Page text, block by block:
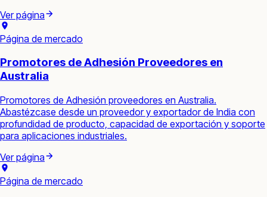
Ver página
Página de mercado
Promotores de Adhesión Proveedores en
Australia
Promotores de Adhesión proveedores en Australia.
Abastézcase desde un proveedor y exportador de India con
profundidad de producto, capacidad de exportación y soporte
para aplicaciones industriales.
Ver página
Página de mercado